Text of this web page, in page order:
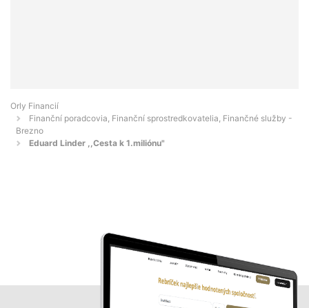
Orly Financií
Finanční poradcovia, Finanční sprostredkovatelia, Finančné služby -
Brezno
Eduard Linder ,,Cesta k 1.miliónu"